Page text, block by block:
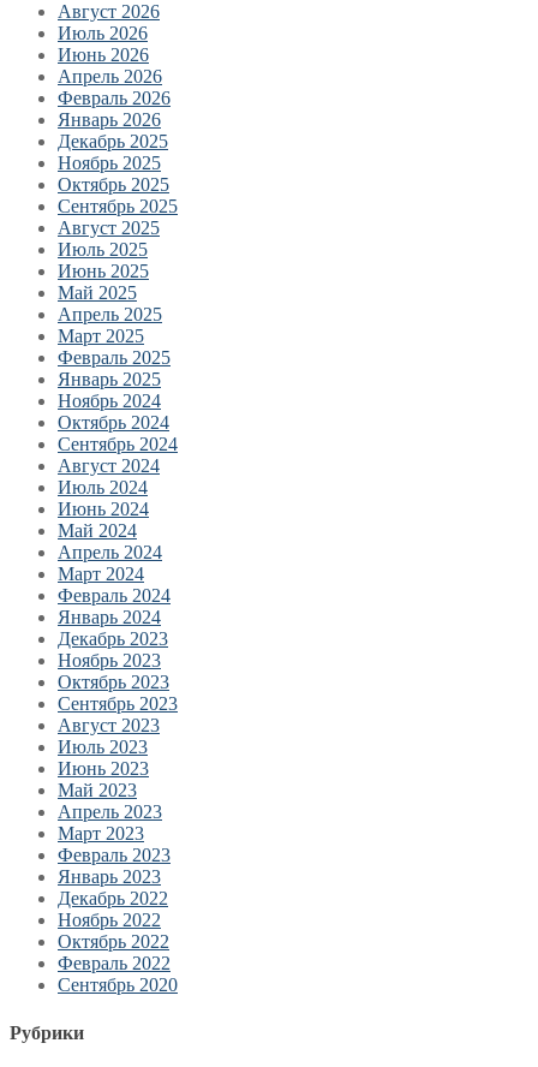
Август 2026
Июль 2026
Июнь 2026
Апрель 2026
Февраль 2026
Январь 2026
Декабрь 2025
Ноябрь 2025
Октябрь 2025
Сентябрь 2025
Август 2025
Июль 2025
Июнь 2025
Май 2025
Апрель 2025
Март 2025
Февраль 2025
Январь 2025
Ноябрь 2024
Октябрь 2024
Сентябрь 2024
Август 2024
Июль 2024
Июнь 2024
Май 2024
Апрель 2024
Март 2024
Февраль 2024
Январь 2024
Декабрь 2023
Ноябрь 2023
Октябрь 2023
Сентябрь 2023
Август 2023
Июль 2023
Июнь 2023
Май 2023
Апрель 2023
Март 2023
Февраль 2023
Январь 2023
Декабрь 2022
Ноябрь 2022
Октябрь 2022
Февраль 2022
Сентябрь 2020
Рубрики